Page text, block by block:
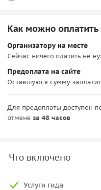
Как можно оплатить
Организатору на месте
Сейчас ничего платить не
Предоплата на сайте
Оставшуюся сумму
Для предоплаты доступен
отмене за 48 часов
Что включено
Услуги гида